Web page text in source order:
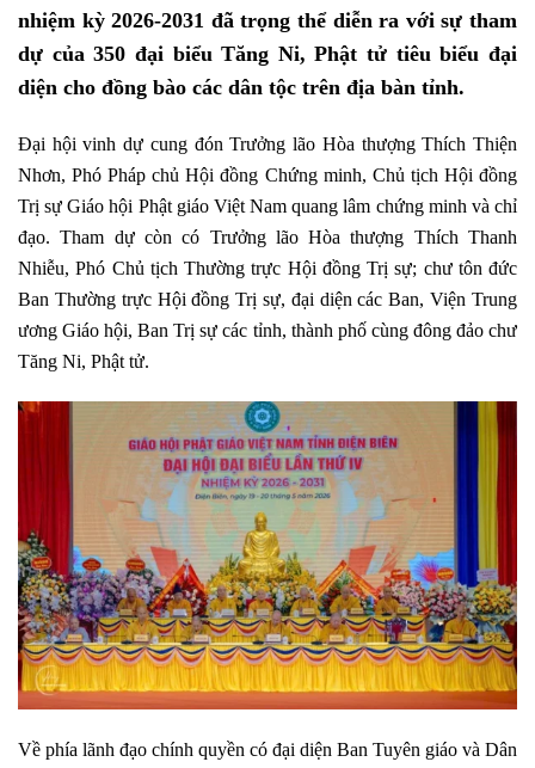
nhiệm kỳ 2026-2031 đã trọng thể diễn ra với sự tham
dự của 350 đại biểu Tăng Ni, Phật tử tiêu biểu đại
diện cho đồng bào các dân tộc trên địa bàn tỉnh.
Đại hội vinh dự cung đón Trưởng lão Hòa thượng Thích Thiện
Nhơn, Phó Pháp chủ Hội đồng Chứng minh, Chủ tịch Hội đồng
Trị sự Giáo hội Phật giáo Việt Nam quang lâm chứng minh và chỉ
đạo. Tham dựcòn có Trưởng lão Hòa thượng Thích Thanh
Nhiễu, Phó Chủ tịch Thường trực Hội đồng Trị sự; chư tôn đức
Ban Thường trực Hội đồng Trị sự, đại diện các Ban, Viện Trung
ương Giáo hội, Ban Trị sự các tỉnh, thành phố cùng đông đảo chư
Tăng Ni, Phật tử.
Về phía lãnh đạo chính quyền có đại diện Ban Tuyên giáo và Dân